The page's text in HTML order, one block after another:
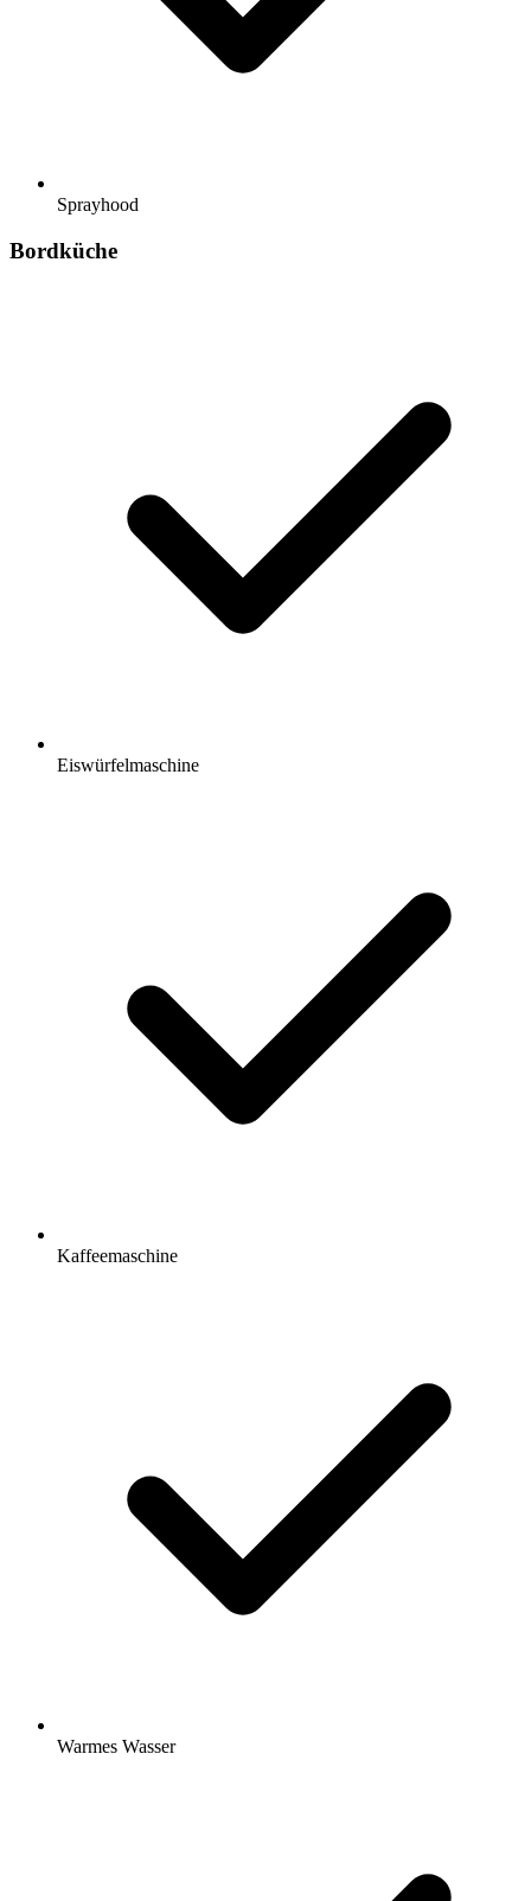
Sprayhood
Bordküche
Eiswürfelmaschine
Kaffeemaschine
Warmes Wasser